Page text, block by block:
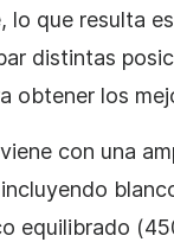
lo que resulta
distintas
obtener los
con una
equilibrado